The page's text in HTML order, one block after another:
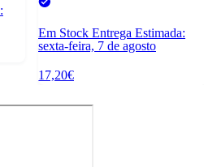
Em Stock Entrega Estimada:
sexta-feira, 7 de agosto
17,20€